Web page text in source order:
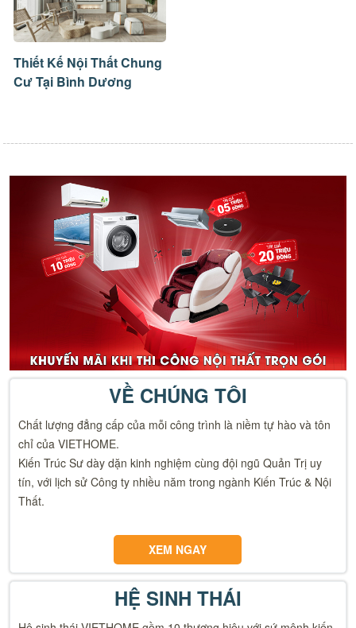
Thiết Kế Nội Thất Chung
Cư Tại Bình Dương
VỀ CHÚNG TÔI
Chất lượng đẳng cấp của mỗi công trình là niềm tự hào và tôn
chỉ của VIETHOME.
Kiến Trúc Sư dày dặn kinh nghiệm cùng đội ngũ Quản Trị uy
tín, với lịch sử Công ty nhiều năm trong ngành Kiến Trúc & Nội
Thất.
XEM NGAY
HỆ SINH THÁI